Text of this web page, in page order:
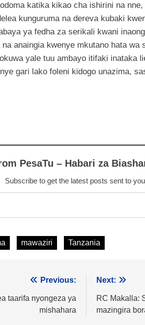
katika kikao cha ishirini na
kunguruma na dereva kubaki
ya fedha za serikali kwani
anaingia kwenye mkutano hata wa
yale tuu ambayo itifaki inataka
gari lako foleni kidogo unazima,
PesaTu – Habari za
Subscribe to get the latest posts sent to
mawaziri Tanzania
Previous:
taarifa nyongeza ya
mishahara
Next:
RC Makalla:
mazingira